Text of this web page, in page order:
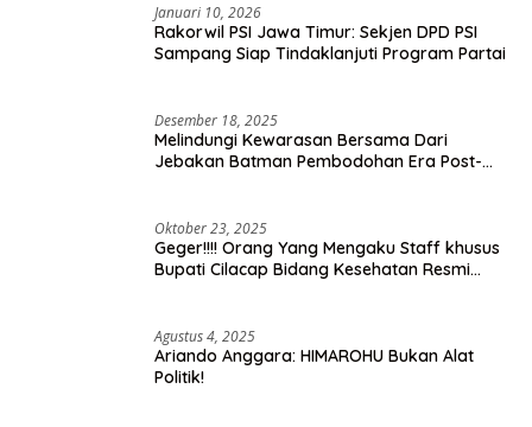
Januari 10, 2026
Rakorwil PSI Jawa Timur: Sekjen DPD PSI
Sampang Siap Tindaklanjuti Program Partai
Desember 18, 2025
Melindungi Kewarasan Bersama Dari
Jebakan Batman Pembodohan Era Post-
Oktober 23, 2025
Geger!!!! Orang Yang Mengaku Staff khusus
Bupati Cilacap Bidang Kesehatan Resmi
Agustus 4, 2025
Ariando Anggara: HIMAROHU Bukan Alat
Politik!